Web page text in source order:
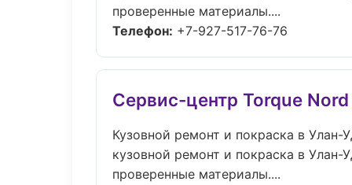
проверенные материалы....
Телефон: +7-927-517-76-76
Сервис-центр Torque Nord
Кузовной ремонт и покраска в Улан-
кузовной ремонт и покраска в Улан-
проверенные материалы....